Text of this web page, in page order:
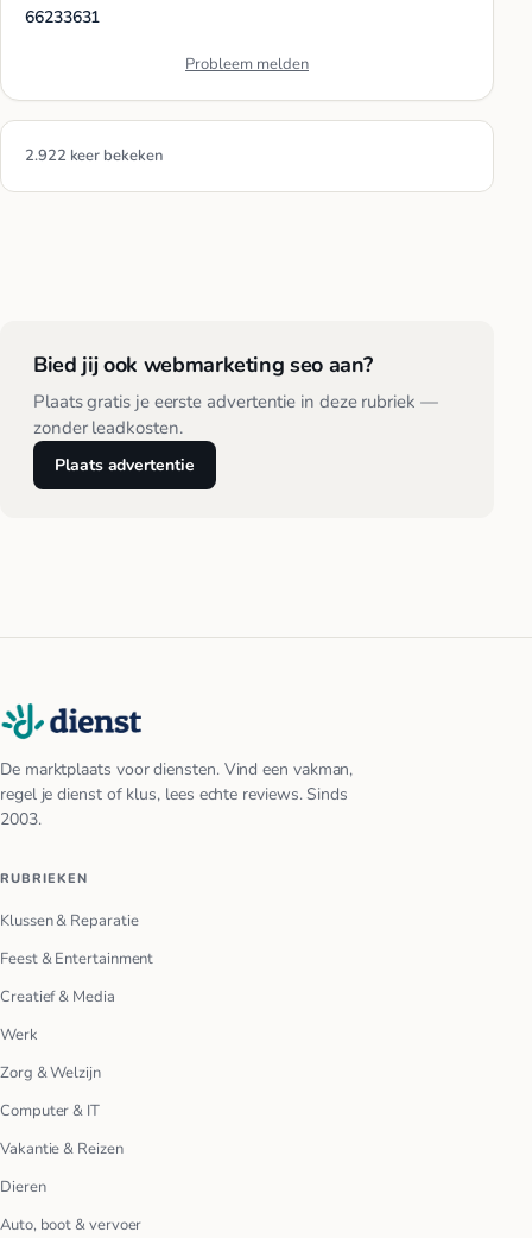
66233631
Probleem melden
2.922 keer bekeken
Bied jij ook webmarketing seo aan?
Plaats gratis je eerste advertentie in deze rubriek —
zonder leadkosten.
Plaats advertentie
De marktplaats voor diensten. Vind een vakman,
regel je dienst of klus, lees echte reviews. Sinds
2003.
RUBRIEKEN
Klussen & Reparatie
Feest & Entertainment
Creatief & Media
Werk
Zorg & Welzijn
Computer & IT
Vakantie & Reizen
Dieren
Auto, boot & vervoer